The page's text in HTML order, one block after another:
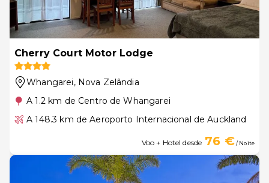
Cherry Court Motor Lodge
Whangarei, Nova Zelândia
A 1.2 km de Centro de Whangarei
A 148.3 km de Aeroporto Internacional de Auckland
Voo + Hotel desde 76 €/ Noite